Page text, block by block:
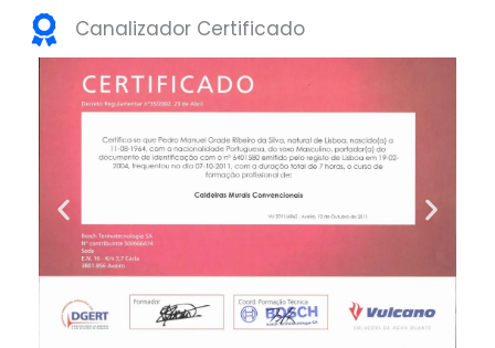
Canalizador Certificado